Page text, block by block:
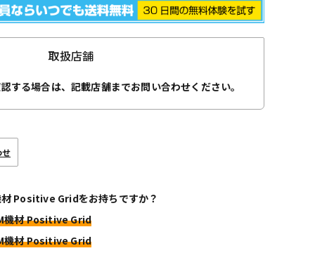
取扱店舗
する場合は、記載店舗までお問い合わせください。
せ
Positive Gridをお持ちですか？
機材 Positive Grid
機材 Positive Grid